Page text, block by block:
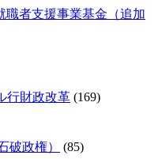
者支援事業基金（追加
行財政改革 (169)
破政権）
(85)